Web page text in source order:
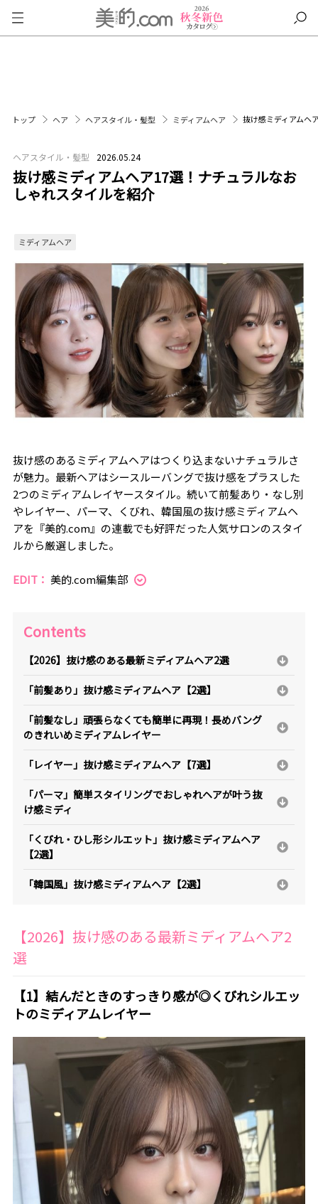
トップ ヘア ヘアスタイル・髪型 ミディアムヘア 抜け感ミディアムヘ
ヘアスタイル・髪型 2026.05.24
抜け感ミディアムヘア17選！ナチュラルなお
しゃれスタイルを紹介
ミディアムヘア
抜け感のあるミディアムヘアはつくり込まないナチュラルさ
が魅力。最新ヘアはシースルーバングで抜け感をプラスした
2つのミディアムレイヤースタイル。続いて前髪あり・なし別
やレイヤー、パーマ、くびれ、韓国風の抜け感ミディアムヘ
アを『美的.com』の連載でも好評だった人気サロンのスタイ
ルから厳選しました。
EDIT： 美的.com編集部
Contents
【2026】抜け感のある最新ミディアムヘア2選
「前髪あり」抜け感ミディアムヘア【2選】
「前髪なし」頑張らなくても簡単に再現！長めバング
のきれいめミディアムレイヤー
「レイヤー」抜け感ミディアムヘア【7選】
「パーマ」簡単スタイリングでおしゃれヘアが叶う抜
け感ミディ
「くびれ・ひし形シルエット」抜け感ミディアムヘア
【2選】
「韓国風」抜け感ミディアムヘア【2選】
【2026】抜け感のある最新ミディアムヘア2
選
【1】結んだときのすっきり感が◎くびれシルエッ
トのミディアムレイヤー